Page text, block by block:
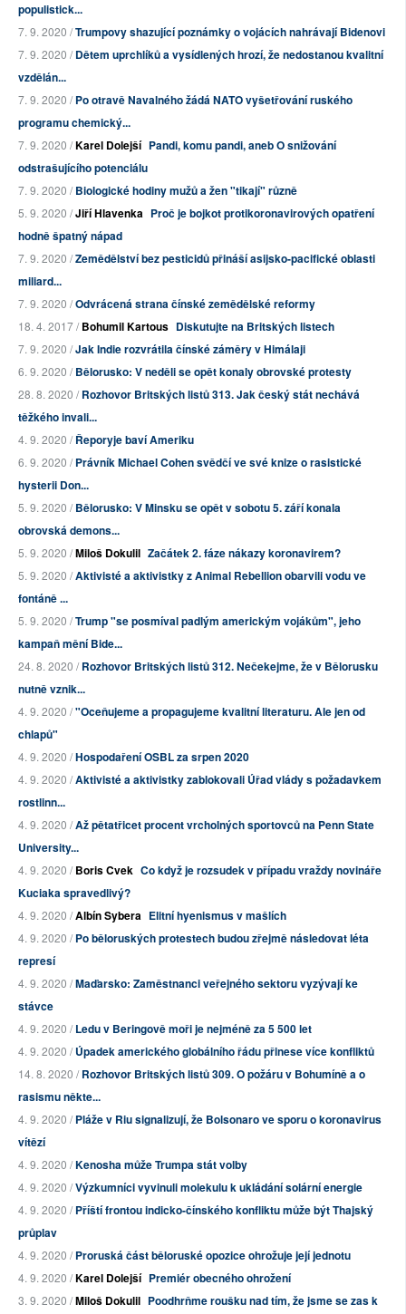
populistick...
7. 9. 2020 /Trumpovy shazující poznámky o vojácích nahrávají Bidenovi
7. 9. 2020 /Dětem uprchlíků a vysídlených hrozí, že nedostanou kvalitní
vzdělán...
7. 9. 2020 /Po otravě Navalného žádá NATO vyšetřování ruského
programu chemický...
7. 9. 2020 /Karel Dolejší Pandi, komu pandi, aneb O snižování
odstrašujícího potenciálu
7. 9. 2020 /Biologické hodiny mužů a žen "tikají" různě
5. 9. 2020 /Jiří Hlavenka Proč je bojkot protikoronavirových opatření
hodně špatný nápad
7. 9. 2020 /Zemědělství bez pesticidů přináší asijsko-pacifické oblasti
miliard...
7. 9. 2020 /Odvrácená strana čínské zemědělské reformy
18. 4. 2017 /Bohumil Kartous Diskutujte na Britských listech
7. 9. 2020 /Jak Indie rozvrátila čínské záměry v Himálaji
6. 9. 2020 /Bělorusko: V neděli se opět konaly obrovské protesty
28. 8. 2020 /Rozhovor Britských listů 313. Jak český stát nechává
těžkého invali...
4. 9. 2020 /Řeporyje baví Ameriku
6. 9. 2020 /Právník Michael Cohen svědčí ve své knize o rasistické
hysterii Don...
5. 9. 2020 /Bělorusko: V Minsku se opět v sobotu 5. září konala
obrovská demons...
5. 9. 2020 /Miloš Dokulil Začátek 2. fáze nákazy koronavirem?
5. 9. 2020 /Aktivisté a aktivistky z Animal Rebellion obarvili vodu ve
fontáně ...
5. 9. 2020 /Trump "se posmíval padlým americkým vojákům", jeho
kampaň mění Bide...
24. 8. 2020 /Rozhovor Britských listů 312. Nečekejme, že v Bělorusku
nutně vznik...
4. 9. 2020 /"Oceňujeme a propagujeme kvalitní literaturu. Ale jen od
chlapů"
4. 9. 2020 /Hospodaření OSBL za srpen 2020
4. 9. 2020 /Aktivisté a aktivistky zablokovali Úřad vlády s požadavkem
rostlinn...
4. 9. 2020 /Až pětatřicet procent vrcholných sportovců na Penn State
University...
4. 9. 2020 /Boris Cvek Co když je rozsudek v případu vraždy novináře
Kuciaka spravedlivý?
4. 9. 2020 /Albín Sybera Elitní hyenismus v mašlích
4. 9. 2020 /Po běloruských protestech budou zřejmě následovat léta
represí
4. 9. 2020 /Maďarsko: Zaměstnanci veřejného sektoru vyzývají ke
stávce
4. 9. 2020 /Ledu v Beringově moři je nejméně za 5 500 let
4. 9. 2020 /Úpadek amerického globálního řádu přinese více konfliktů
14. 8. 2020 /Rozhovor Britských listů 309. O požáru v Bohumíně a o
rasismu někte...
4. 9. 2020 /Pláže v Riu signalizují, že Bolsonaro ve sporu o koronavirus
vítězí
4. 9. 2020 /Kenosha může Trumpa stát volby
4. 9. 2020 /Výzkumníci vyvinuli molekulu k ukládání solární energie
4. 9. 2020 /Příští frontou indicko-čínského konfliktu může být Thajský
průplav
4. 9. 2020 /Proruská část běloruské opozice ohrožuje její jednotu
4. 9. 2020 /Karel Dolejší Premiér obecného ohrožení
3. 9. 2020 /Miloš Dokulil Poodhrňme roušku nad tím, že jsme se zas k